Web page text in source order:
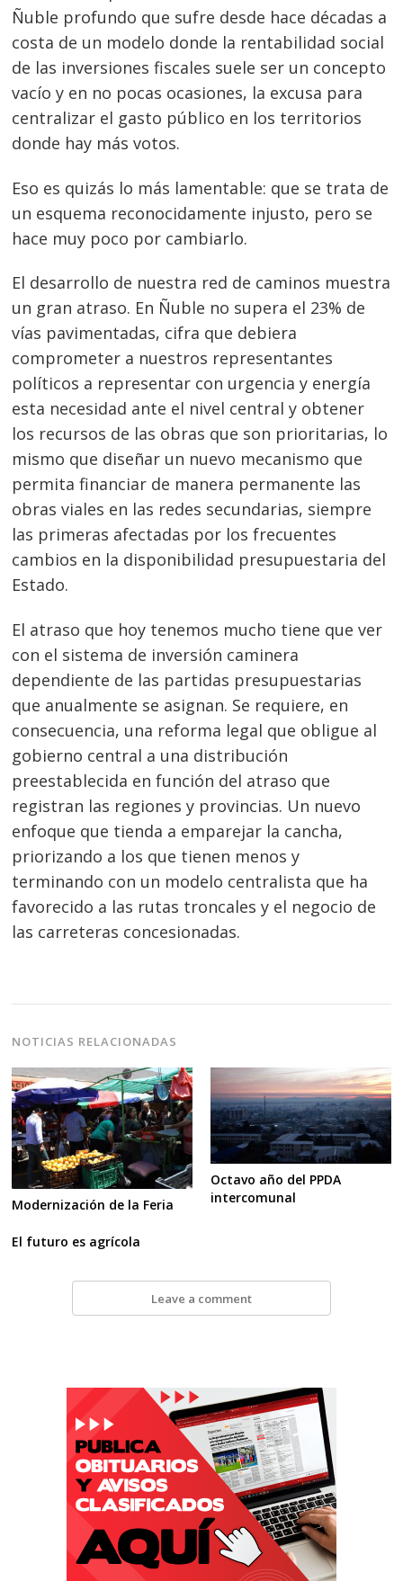
Ñuble profundo que sufre desde hace décadas a
costa de un modelo donde la rentabilidad social
de las inversiones fiscales suele ser un concepto
vacío y en no pocas ocasiones, la excusa para
centralizar el gasto público en los territorios
donde hay más votos.
Eso es quizás lo más lamentable: que se trata de
un esquema reconocidamente injusto, pero se
hace muy poco por cambiarlo.
El desarrollo de nuestra red de caminos muestra
un gran atraso. En Ñuble no supera el 23% de
vías pavimentadas, cifra que debiera
comprometer a nuestros representantes
políticos a representar con urgencia y energía
esta necesidad ante el nivel central y obtener
los recursos de las obras que son prioritarias, lo
mismo que diseñar un nuevo mecanismo que
permita financiar de manera permanente las
obras viales en las redes secundarias, siempre
las primeras afectadas por los frecuentes
cambios en la disponibilidad presupuestaria del
Estado.
El atraso que hoy tenemos mucho tiene que ver
con el sistema de inversión caminera
dependiente de las partidas presupuestarias
que anualmente se asignan. Se requiere, en
consecuencia, una reforma legal que obligue al
gobierno central a una distribución
preestablecida en función del atraso que
registran las regiones y provincias. Un nuevo
enfoque que tienda a emparejar la cancha,
priorizando a los que tienen menos y
terminando con un modelo centralista que ha
favorecido a las rutas troncales y el negocio de
las carreteras concesionadas.
NOTICIAS RELACIONADAS
Modernización de la Feria
Octavo año del PPDA
intercomunal
El futuro es agrícola
Leave a comment
Navegación
de